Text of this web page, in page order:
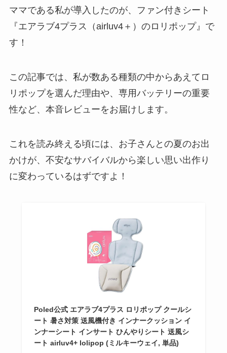
ママである私が導入したのが、ファン付きシート
『エアラブ4プラス（airluv4＋）のロリポップ』で
す！
この記事では、私が数ある種類の中からあえてロ
リポップを選んだ理由や、専用バッテリーの重要
性など、本音レビューをお届けします。
これを読み終える頃には、お子さんとの夏のお出
かけが、不安なサバイバルから楽しい思い出作り
に変わっているはずですよ！
Poled公式 エアラブ4プラス ロリポップ クールシ
ート 暑さ対策 送風機付き インナークッション イ
ンナーシート インサート ひんやりシート 送風シ
ート airluv4+ lolipop (ミルキーウェイ, 単品)